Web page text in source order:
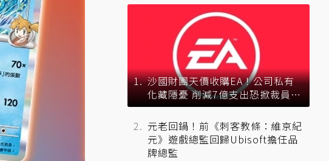
沙國財團天價收購EA！公司私有
化藏隱憂 削減7億支出恐掀裁員風
暴？
元老回鍋！前《刺客教條：維京紀
元》遊戲總監回歸Ubisoft擔任品
牌總監